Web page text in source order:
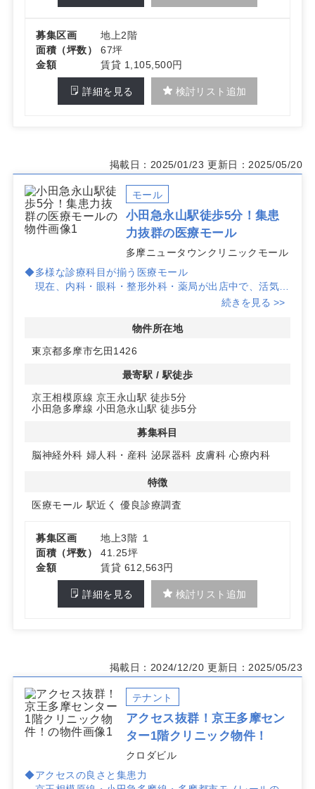
募集区画
地上2階
面積（坪数）
67坪
金額
賃貸 1,105,500円
詳細を見る 検討リスト追加
掲載日：2025/01/23 更新日：2025/05/20
モール
小田急永山駅徒歩5分！集患
力抜群の医療モール
多摩ニュータウンクリニックモール
◆多様な診療科目が揃う医療モール
現在、内科・眼科・整形外科・薬局が出店中で、活気あ
◆市場性の高い立地条件
なく、競争が少ないため、新規開業に最適なエリアです。
京王永山駅と小田急永山駅から徒歩5分の好立地。鎌倉
街道沿いに位置し、地域に根差した認知度の高い複合型ビ
集患力を高める要素が揃っています。
続きを見る >>
物件所在地
東京都多摩市乞田1426
最寄駅 / 駅徒歩
京王相模原線 京王永山駅 徒歩5分
小田急多摩線 小田急永山駅 徒歩5分
募集科目
脳神経外科 婦人科・産科 泌尿器科 皮膚科 心療内科
特徴
医療モール 駅近く 優良診療調査
募集区画
地上3階 １
面積（坪数）
41.25坪
金額
賃貸 612,563円
詳細を見る 検討リスト追加
掲載日：2024/12/20 更新日：2025/05/23
テナント
アクセス抜群！京王多摩セン
ター1階クリニック物件！
クロダビル
◆アクセスの良さと集患力